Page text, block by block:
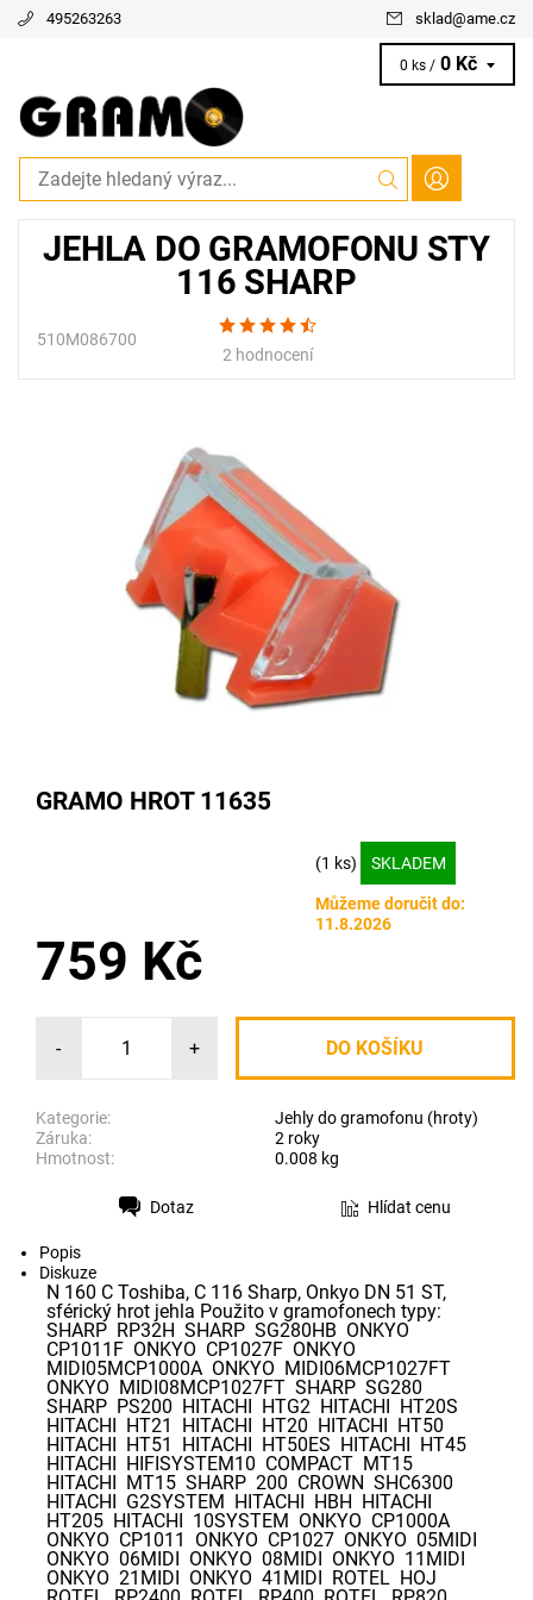
495263263 sklad@ame.cz
0 ks / 0 Kč
JEHLA DO GRAMOFONU STY
116 SHARP
510M086700
2 hodnocení
GRAMO HROT 11635
(1 ks) SKLADEM
Můžeme doručit do:
11.8.2026
759 Kč
- +
Kategorie:
Jehly do gramofonu (hroty)
Záruka:
2 roky
Hmotnost:
0.008 kg
Dotaz Hlídat cenu
Popis
Diskuze
N 160 C Toshiba, C 116 Sharp, Onkyo DN 51 ST,
sférický hrot jehla Použito v gramofonech typy:
SHARP RP32H SHARP SG280HB ONKYO
CP1011F ONKYO CP1027F ONKYO
MIDI05MCP1000A ONKYO MIDI06MCP1027FT
ONKYO MIDI08MCP1027FT SHARP SG280
SHARP PS200 HITACHI HTG2 HITACHI HT20S
HITACHI HT21 HITACHI HT20 HITACHI HT50
HITACHI HT51 HITACHI HT50ES HITACHI HT45
HITACHI HIFISYSTEM10 COMPACT MT15
HITACHI MT15 SHARP 200 CROWN SHC6300
HITACHI G2SYSTEM HITACHI HBH HITACHI
HT205 HITACHI 10SYSTEM ONKYO CP1000A
ONKYO CP1011 ONKYO CP1027 ONKYO 05MIDI
ONKYO 06MIDI ONKYO 08MIDI ONKYO 11MIDI
ONKYO 21MIDI ONKYO 41MIDI ROTEL HOJ